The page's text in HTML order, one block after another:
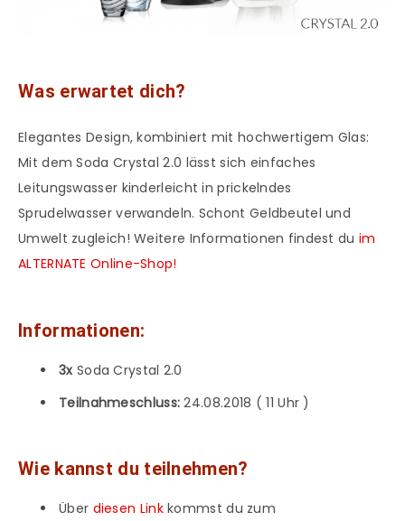
Was erwartet dich?
Elegantes Design, kombiniert mit hochwertigem Glas:
Mit dem Soda Crystal 2.0 lässt sich einfaches
Leitungswasser kinderleicht in prickelndes
Sprudelwasser verwandeln. Schont Geldbeutel und
Umwelt zugleich! Weitere Informationen findest du im
ALTERNATE Online-Shop!
Informationen:
3x Soda Crystal 2.0
Teilnahmeschluss: 24.08.2018 ( 11 Uhr )
Wie kannst du teilnehmen?
Über diesen Linkkommst du zum